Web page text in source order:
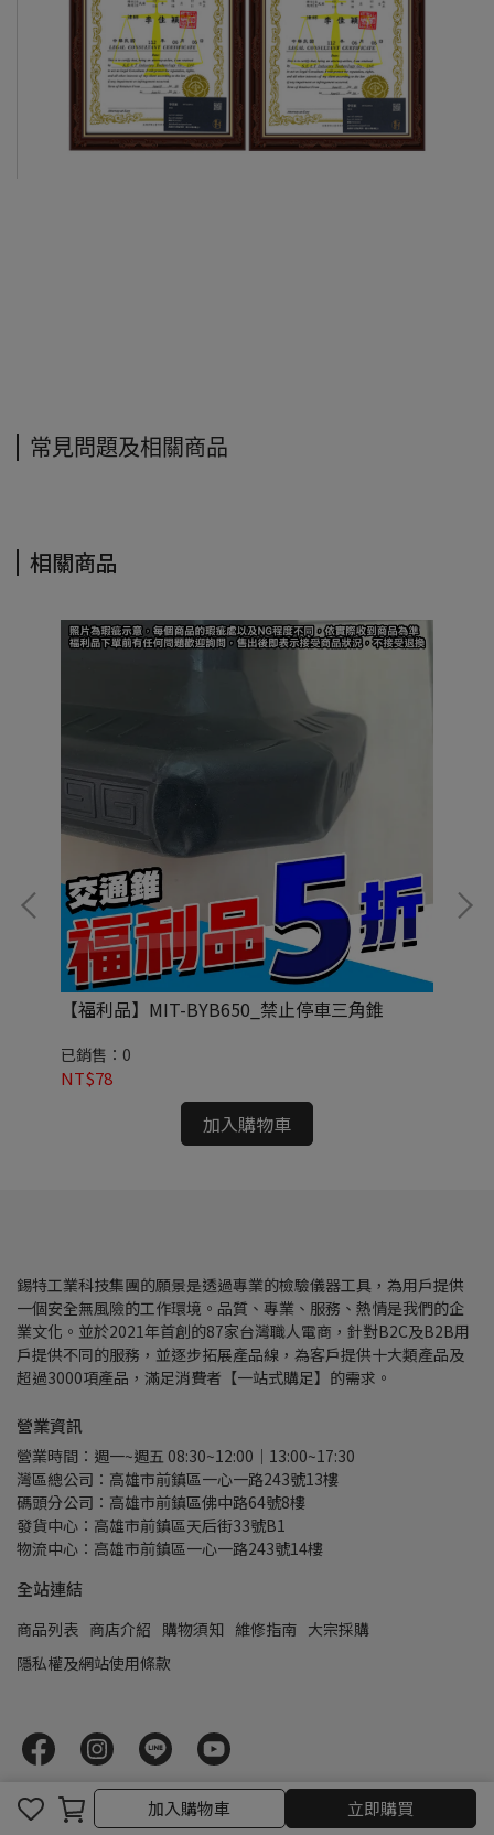
加入購物車 立即購買
常見問題及相關商品
相關商品
【福利品】MIT-BYB650_禁止停車三角錐
已銷售：0
NT$78
加入購物車
錫特工業科技集團的願景是透過專業的檢驗儀器工具，為用戶提供
一個安全無風險的工作環境。品質、專業、服務、熱情是我們的企
業文化。並於2021年首創的87家台灣職人電商，針對B2C及B2B用
戶提供不同的服務，並逐步拓展產品線，為客戶提供十大類產品及
超過3000項產品，滿足消費者【一站式購足】的需求。
營業資訊
營業時間：週一~週五 08:30~12:00｜13:00~17:30
灣區總公司：高雄市前鎮區一心一路243號13樓
碼頭分公司：高雄市前鎮區佛中路64號8樓
發貨中心：高雄市前鎮區天后街33號B1
物流中心：高雄市前鎮區一心一路243號14樓
全站連結
商品列表 商店介紹 購物須知 維修指南 大宗採購
隱私權及網站使用條款